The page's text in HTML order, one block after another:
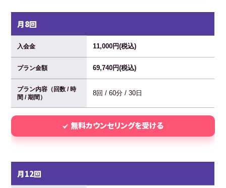
月8回
入会金 11,000円(税込)
プラン金額 69,740円(税込)
プラン内容（回数 / 時
間 / 期間）
8回 / 60分 / 30日
無料カウンセリングを受ける
月12回